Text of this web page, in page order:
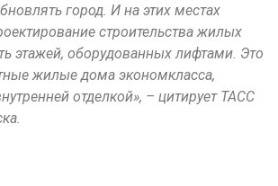
город. И на этих местах
строительства жилых
этажей, оборудованных лифтами. Это
жилые дома экономкласса,
отделкой», – цитирует ТАСС